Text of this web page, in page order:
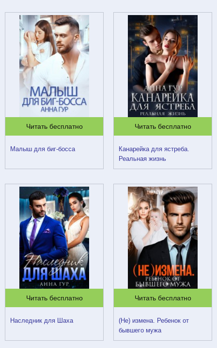
Читать бесплатно
Малыш для биг-босса
Читать бесплатно
Канарейка для ястреба.
Реальная жизнь
Читать бесплатно
Наследник для Шаха
Читать бесплатно
(Не) измена. Ребенок от
бывшего мужа